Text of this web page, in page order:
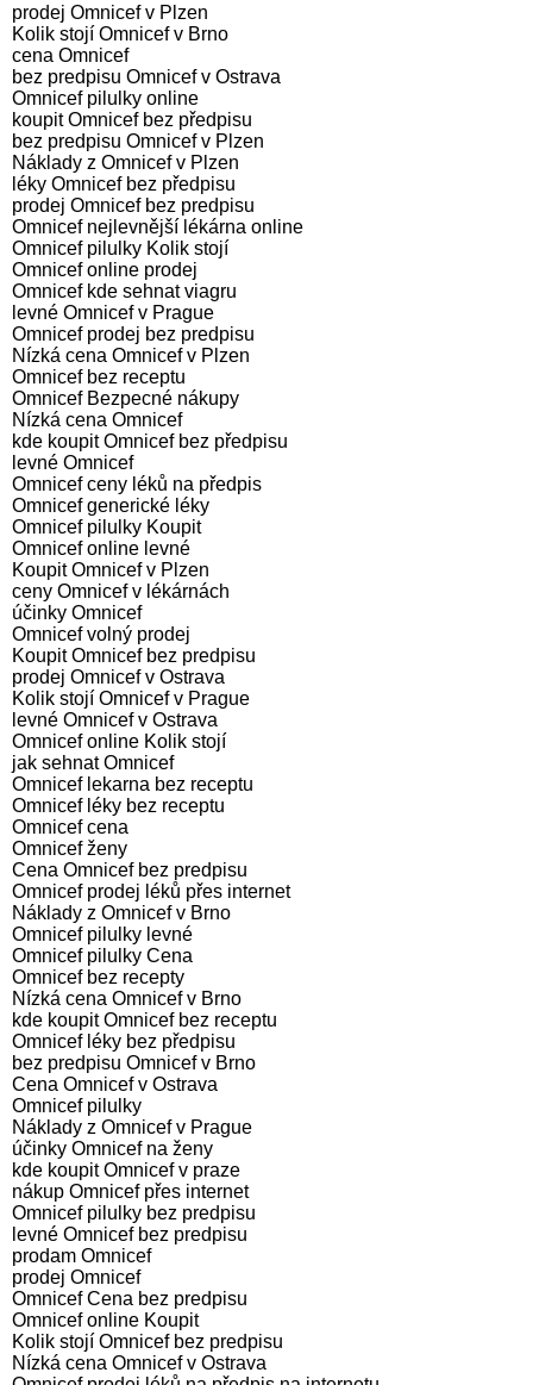
prodej Omnicef v Plzen
Kolik stojí Omnicef v Brno
cena Omnicef
bez predpisu Omnicef v Ostrava
Omnicef pilulky online
koupit Omnicef bez předpisu
bez predpisu Omnicef v Plzen
Náklady z Omnicef v Plzen
léky Omnicef bez předpisu
prodej Omnicef bez predpisu
Omnicef nejlevnější lékárna online
Omnicef pilulky Kolik stojí
Omnicef online prodej
Omnicef kde sehnat viagru
levné Omnicef v Prague
Omnicef prodej bez predpisu
Nízká cena Omnicef v Plzen
Omnicef bez receptu
Omnicef Bezpecné nákupy
Nízká cena Omnicef
kde koupit Omnicef bez předpisu
levné Omnicef
Omnicef ceny léků na předpis
Omnicef generické léky
Omnicef pilulky Koupit
Omnicef online levné
Koupit Omnicef v Plzen
ceny Omnicef v lékárnách
účinky Omnicef
Omnicef volný prodej
Koupit Omnicef bez predpisu
prodej Omnicef v Ostrava
Kolik stojí Omnicef v Prague
levné Omnicef v Ostrava
Omnicef online Kolik stojí
jak sehnat Omnicef
Omnicef lekarna bez receptu
Omnicef léky bez receptu
Omnicef cena
Omnicef ženy
Cena Omnicef bez predpisu
Omnicef prodej léků přes internet
Náklady z Omnicef v Brno
Omnicef pilulky levné
Omnicef pilulky Cena
Omnicef bez recepty
Nízká cena Omnicef v Brno
kde koupit Omnicef bez receptu
Omnicef léky bez předpisu
bez predpisu Omnicef v Brno
Cena Omnicef v Ostrava
Omnicef pilulky
Náklady z Omnicef v Prague
účinky Omnicef na ženy
kde koupit Omnicef v praze
nákup Omnicef přes internet
Omnicef pilulky bez predpisu
levné Omnicef bez predpisu
prodam Omnicef
prodej Omnicef
Omnicef Cena bez predpisu
Omnicef online Koupit
Kolik stojí Omnicef bez predpisu
Nízká cena Omnicef v Ostrava